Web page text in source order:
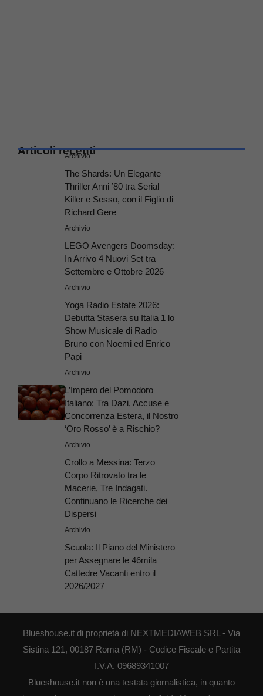
Articoli recenti
Archivio
The Shards: Un Elegante
Thriller Anni ’80 tra Serial
Killer e Sesso, con il Figlio di
Richard Gere
Archivio
LEGO Avengers Doomsday:
In Arrivo 4 Nuovi Set tra
Settembre e Ottobre 2026
Archivio
Yoga Radio Estate 2026:
Debutta Stasera su Italia 1 lo
Show Musicale di Radio
Bruno con Noemi ed Enrico
Papi
Archivio
L’Impero del Pomodoro
Italiano: Tra Dazi, Accuse e
Concorrenza Estera, il Nostro
‘Oro Rosso’ è a Rischio?
Archivio
Crollo a Messina: Terzo
Corpo Ritrovato tra le
Macerie, Tre Indagati.
Continuano le Ricerche dei
Dispersi
Archivio
Scuola: Il Piano del Ministero
per Assegnare le 46mila
Cattedre Vacanti entro il
2026/2027
Blueshouse.it di proprietà di NEXTMEDIAWEB SRL - Via
Sistina 121, 00187 Roma (RM) - Codice Fiscale e Partita
I.V.A. 09689341007
Blueshouse.it non è una testata giornalistica, in quanto